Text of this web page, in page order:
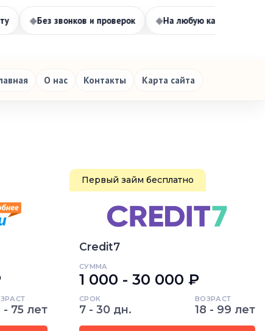
Без звонков и проверок ◆На любую карту ◆
О нас Контакты Карта сайта
- 75 лет
Первый займ бесплатно
Credit7
СУММА
1 000 - 30 000 ₽
СРОК
7 - 30 дн.
ВОЗРАСТ
18 - 99 лет